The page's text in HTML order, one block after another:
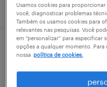
vaga postada em 2
auxiliar de
guararema, são
Usamos cookies para
você, diagnosticar problemas
Também os usamos cookies para
relevantes nas pesquisas. Você
em “personalizar” para especificar
opções a qualquer momento.
nossa política de cookies.